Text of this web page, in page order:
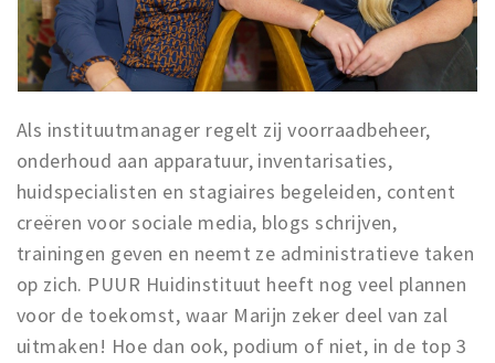
Als instituutmanager regelt zij voorraadbeheer,
onderhoud aan apparatuur, inventarisaties,
huidspecialisten en stagiaires begeleiden, content
creëren voor sociale media, blogs schrijven,
trainingen geven en neemt ze administratieve taken
op zich. PUUR Huidinstituut heeft nog veel plannen
voor de toekomst, waar Marijn zeker deel van zal
uitmaken! Hoe dan ook, podium of niet, in de top 3